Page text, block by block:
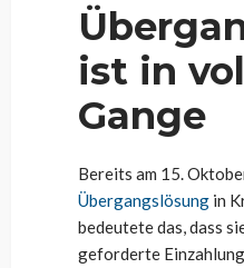
ist in
Gange
Bereits am 15.
Übergangslösung in
bedeutete das, dass
geforderte